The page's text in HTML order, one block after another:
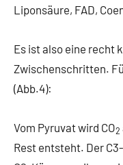
Liponsäure, FAD,
Es ist also eine recht
Zwischenschritten.
(Abb.4):
Vom Pyruvat wird CO2
Rest entsteht. Der